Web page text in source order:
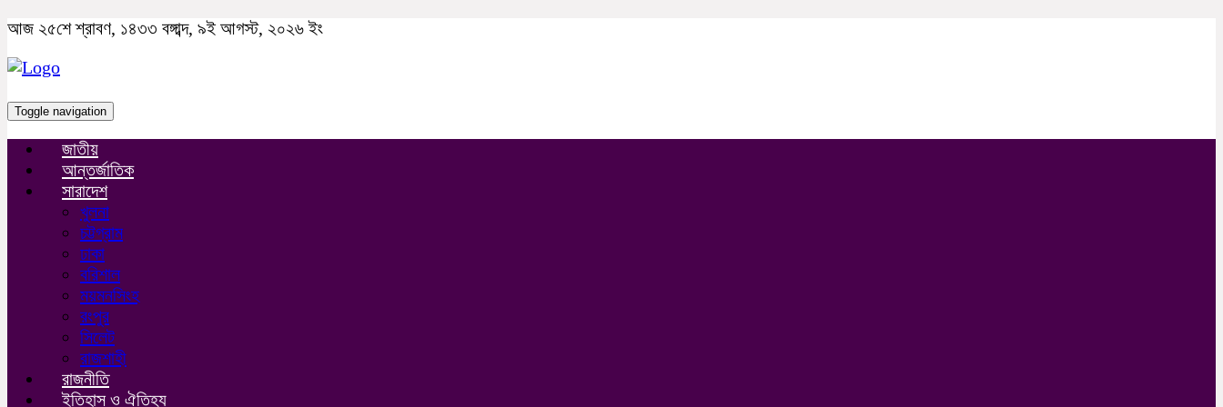
আজ ২৫শে শ্রাবণ, ১৪৩৩ বঙ্গাব্দ, ৯ই আগস্ট, ২০২৬ ইং
Toggle navigation
জাতীয়
আন্তর্জাতিক
সারাদেশ
খুলনা
চট্টগ্রাম
ঢাকা
বরিশাল
ময়মনসিংহ
রংপুর
সিলেট
রাজশাহী
রাজনীতি
ইতিহাস ও ঐতিহ্য